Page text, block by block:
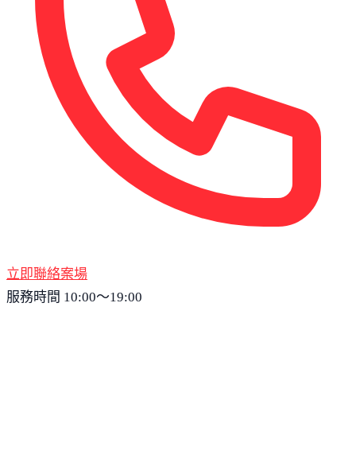
立即聯絡案場
服務時間 10:00～19:00